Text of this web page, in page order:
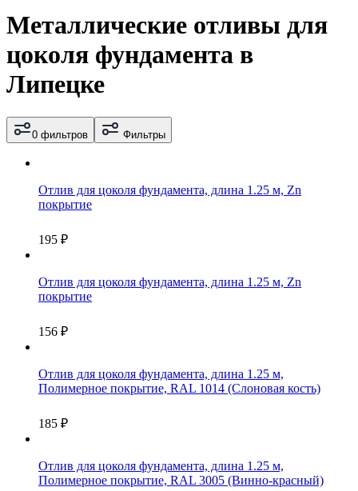
Металлические отливы для
цоколя фундамента в
Липецке
0 фильтров Фильтры
Отлив для цоколя фундамента, длина 1.25 м, Zn
покрытие
195 ₽
Отлив для цоколя фундамента, длина 1.25 м, Zn
покрытие
156 ₽
Отлив для цоколя фундамента, длина 1.25 м,
Полимерное покрытие, RAL 1014 (Слоновая кость)
185 ₽
Отлив для цоколя фундамента, длина 1.25 м,
Полимерное покрытие, RAL 3005 (Винно-красный)